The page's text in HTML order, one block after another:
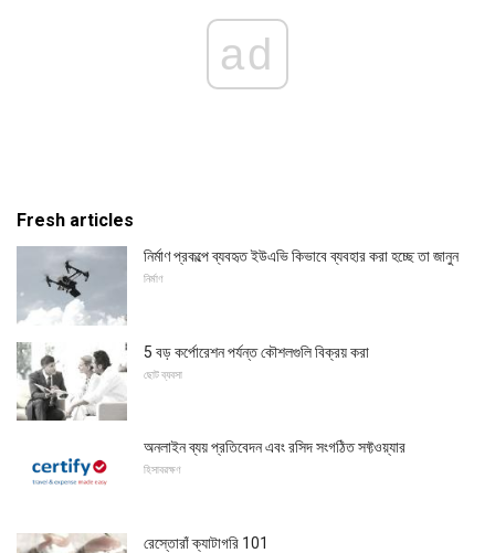
ad
Fresh articles
নির্মাণ প্রকল্পে ব্যবহৃত ইউএভি কিভাবে ব্যবহার করা হচ্ছে তা জানুন
নির্মাণ
5 বড় কর্পোরেশন পর্যন্ত কৌশলগুলি বিক্রয় করা
ছোট ব্যবসা
অনলাইন ব্যয় প্রতিবেদন এবং রসিদ সংগঠিত সফ্টওয়্যার
হিসাবরক্ষণ
রেস্তোরাঁ ক্যাটাগরি 101